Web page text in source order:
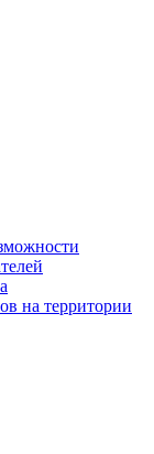
на территории